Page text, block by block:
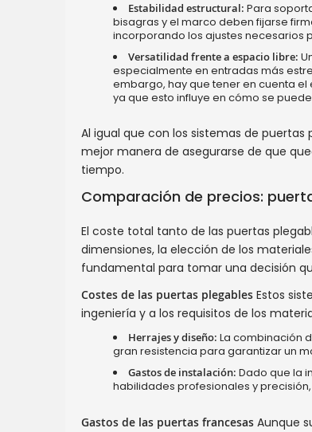
Estabilidad estructural: Para
bisagras y el marco deben fijarse
incorporando los ajustes necesarios
Versatilidad frente a espacio libre:
especialmente en entradas más
embargo, hay que tener en cuenta
ya que esto influye en cómo se
Al igual que con los sistemas de
mejor manera de asegurarse de que
tiempo.
Comparación de precios:
El coste total tanto de las puertas
dimensiones, la elección de los
fundamental para tomar una decisión
Costes de las puertas plegables Estos
ingeniería y a los requisitos de los
Herrajes y diseño: La combinación
gran resistencia para garantizar un
Gastos de instalación: Dado que la
habilidades profesionales y
Gastos de las puertas francesas Aunque